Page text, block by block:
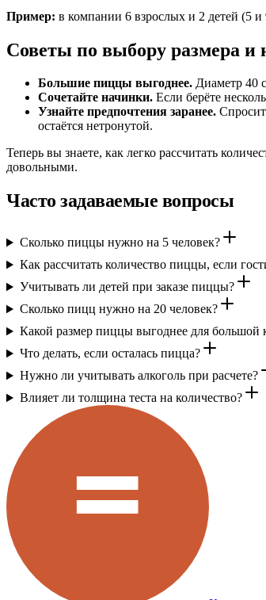
Пример: в компании 6 взрослых и 2 детей (5 и
Советы по выбору размера и
Большие пиццы выгоднее. Диаметр 40
Сочетайте начинки. Если берёте
Узнайте предпочтения заранее.
остаётся нетронутой.
Теперь вы знаете, как легко рассчитать
довольными.
Часто задаваемые вопросы
Сколько пиццы нужно на 5 человек?
Как рассчитать количество пиццы, если
Учитывать ли детей при заказе пиццы?
Сколько пицц нужно на 20 человек?
Какой размер пиццы выгоднее для большой
Что делать, если осталась пицца?
Нужно ли учитывать алкоголь при расчете?
Влияет ли толщина теста на количество?